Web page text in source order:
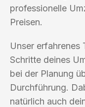
professionelle
Preisen.
Unser erfahrenes
Schritte deines
bei der Planung
Durchführung.
natürlich auch